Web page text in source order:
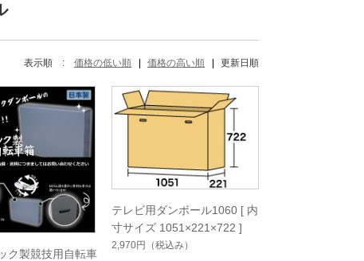
表示順 : 価格の低い順 価格の高い順 更新日順
ク製競技用自転車
テレビ用ダンボール1060 [ 内
寸サイズ 1051×221×722 ]
2,970円 （税込み）